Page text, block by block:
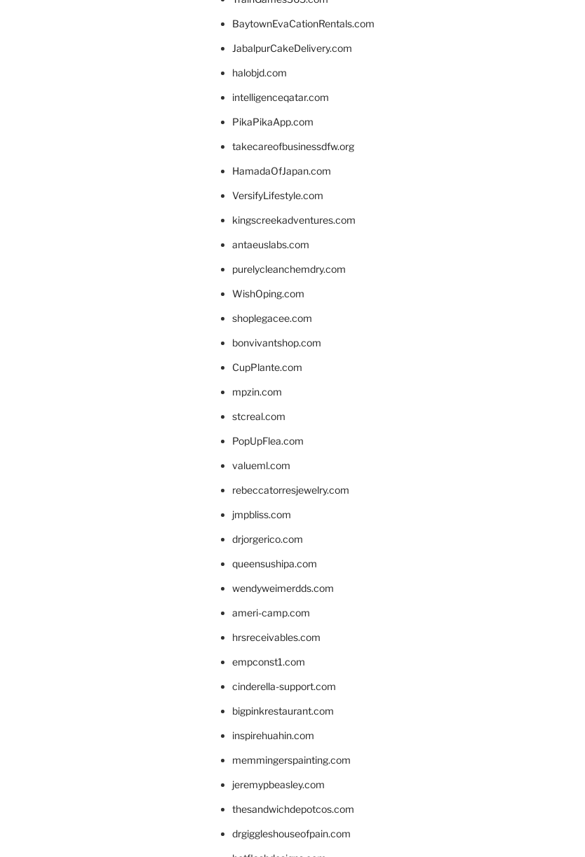
BaytownEvaCationRentals.com
JabalpurCakeDelivery.com
halobjd.com
intelligenceqatar.com
PikaPikaApp.com
takecareofbusinessdfw.org
HamadaOfJapan.com
VersifyLifestyle.com
kingscreekadventures.com
antaeuslabs.com
purelycleanchemdry.com
WishOping.com
shoplegacee.com
bonvivantshop.com
CupPlante.com
mpzin.com
stcreal.com
PopUpFlea.com
valueml.com
rebeccatorresjewelry.com
jmpbliss.com
drjorgerico.com
queensushipa.com
wendyweimerdds.com
ameri-camp.com
hrsreceivables.com
empconst1.com
cinderella-support.com
bigpinkrestaurant.com
inspirehuahin.com
memmingerspainting.com
jeremypbeasley.com
thesandwichdepotcos.com
drgiggleshouseofpain.com